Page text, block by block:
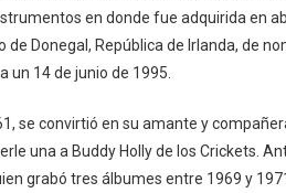
en donde fue adquirida en
Donegal, República de Irlanda, de
14 de junio de 1995.
se convirtió en su amante y
una a Buddy Holly de los Crickets.
grabó tres álbumes entre 1969 y